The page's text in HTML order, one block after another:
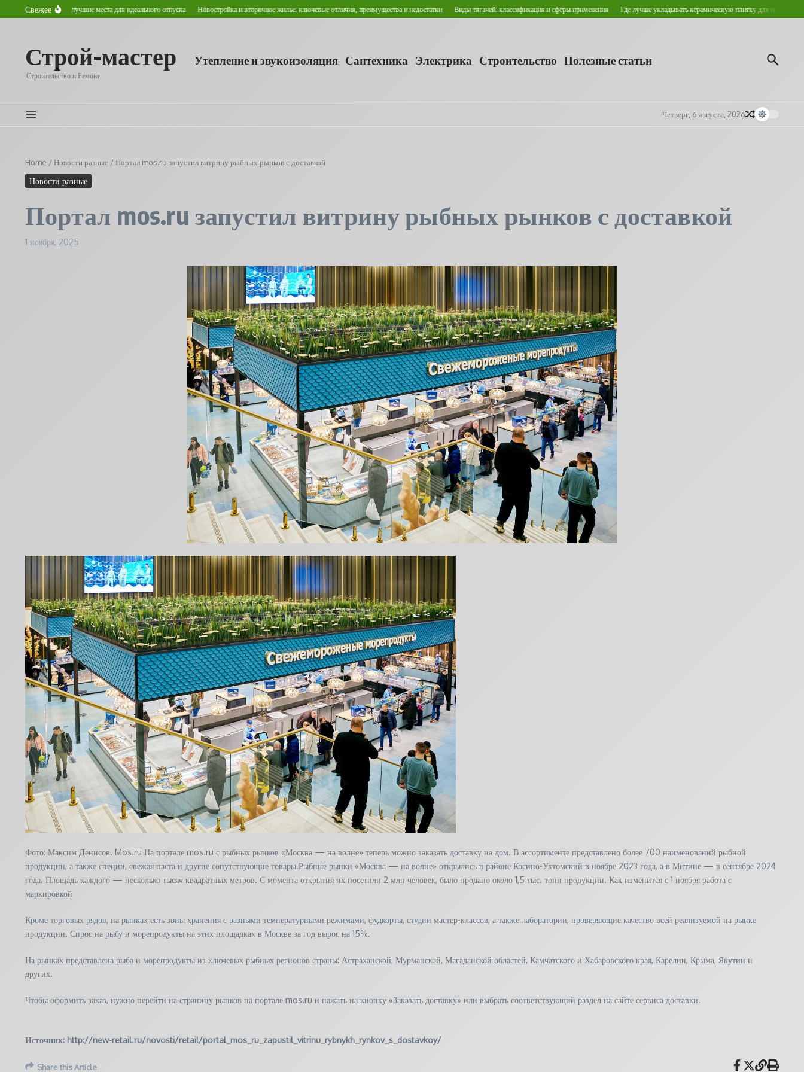
Перейти к содержанию
Свежее
в Астане: лучшие места для идеального отпуска Новостройка и вторичное жилье: ключевые отличия, преимущества и недостатки Виды тягачей: классификация и сферы применения Где лучше укладывать керамическую плитку для пола?
Строй-мастер
Строительство и Ремонт
Утепление и звукоизоляция Сантехника Электрика Строительство Полезные статьи
Четверг, 6 августа, 2026
Home /Новости разные /Портал mos.ru запустил витрину рыбных рынков с доставкой
Новости разные
Портал mos.ru запустил витрину рыбных рынков с доставкой
1 ноября, 2025
Фото: Максим Денисов. Mos.ru На портале mos.ru с рыбных рынков «Москва — на волне» теперь можно заказать доставку на дом. В ассортименте представлено более 700 наименований рыбной
продукции, а также специи, свежая паста и другие сопутствующие товары.Рыбные рынки «Москва — на волне» открылись в районе Косино-Ухтомский в ноябре 2023 года, а в Митине — в сентябре 2024
года. Площадь каждого — несколько тысяч квадратных метров. С момента открытия их посетили 2 млн человек, было продано около 1,5 тыс. тонн продукции. Как изменится с 1 ноября работа с
маркировкой
Кроме торговых рядов, на рынках есть зоны хранения с разными температурными режимами, фудкорты, студии мастер-классов, а также лаборатории, проверяющие качество всей реализуемой на рынке
продукции. Спрос на рыбу и морепродукты на этих площадках в Москве за год вырос на 15%.
На рынках представлена рыба и морепродукты из ключевых рыбных регионов страны: Астраханской, Мурманской, Магаданской областей, Камчатского и Хабаровского края, Карелии, Крыма, Якутии и
других.
Чтобы оформить заказ, нужно перейти на страницу рынков на портале mos.ru и нажать на кнопку «Заказать доставку» или выбрать соответствующий раздел на сайте сервиса доставки.
Источник: http://new-retail.ru/novosti/retail/portal_mos_ru_zapustil_vitrinu_rybnykh_rynkov_s_dostavkoy/
Share this Article